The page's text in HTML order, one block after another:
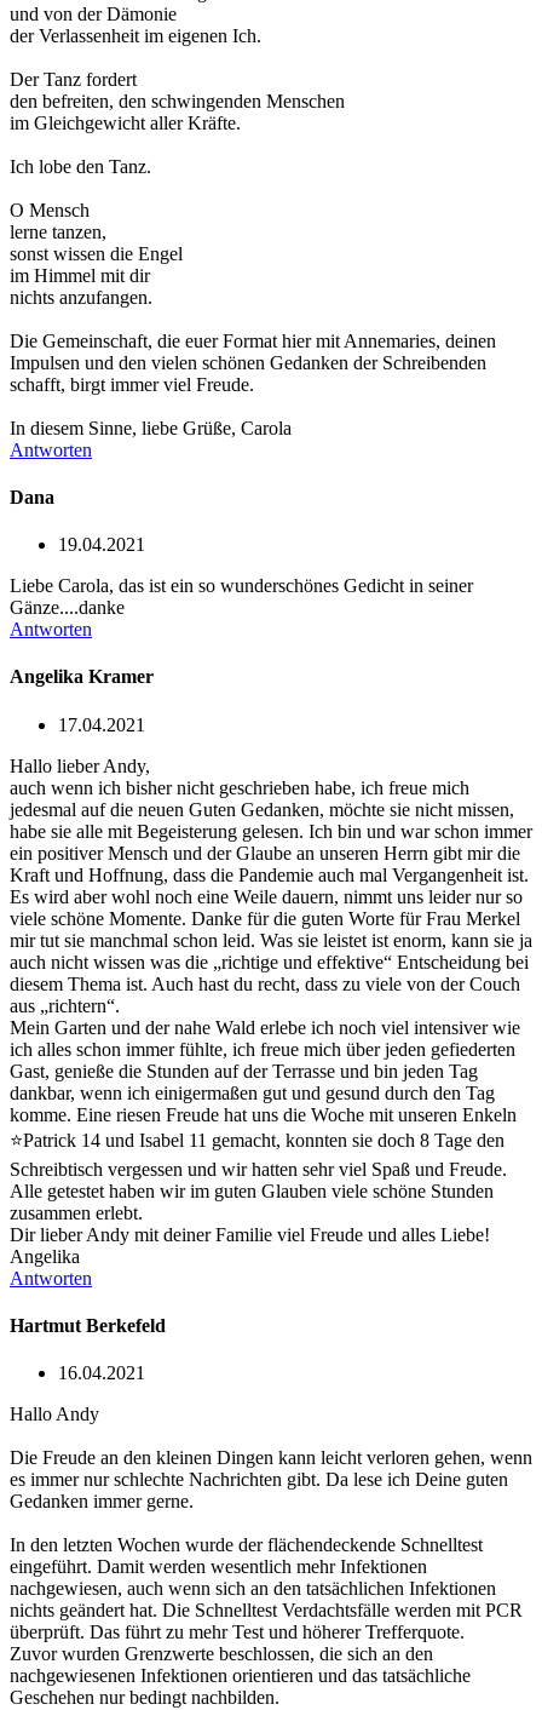
und von der Dämonie
der Verlassenheit im eigenen Ich.
Der Tanz fordert
den befreiten, den schwingenden Menschen
im Gleichgewicht aller Kräfte.
Ich lobe den Tanz.
O Mensch
lerne tanzen,
sonst wissen die Engel
im Himmel mit dir
nichts anzufangen.
Die Gemeinschaft, die euer Format hier mit Annemaries, deinen
Impulsen und den vielen schönen Gedanken der Schreibenden
schafft, birgt immer viel Freude.
In diesem Sinne, liebe Grüße, Carola
Antworten
Dana
19.04.2021
Liebe Carola, das ist ein so wunderschönes Gedicht in seiner
Gänze....danke
Antworten
Angelika Kramer
17.04.2021
Hallo lieber Andy,
auch wenn ich bisher nicht geschrieben habe, ich freue mich
jedesmal auf die neuen Guten Gedanken, möchte sie nicht missen,
habe sie alle mit Begeisterung gelesen. Ich bin und war schon immer
ein positiver Mensch und der Glaube an unseren Herrn gibt mir die
Kraft und Hoffnung, dass die Pandemie auch mal Vergangenheit ist.
Es wird aber wohl noch eine Weile dauern, nimmt uns leider nur so
viele schöne Momente. Danke für die guten Worte für Frau Merkel
mir tut sie manchmal schon leid. Was sie leistet ist enorm, kann sie ja
auch nicht wissen was die „richtige und effektive“ Entscheidung bei
diesem Thema ist. Auch hast du recht, dass zu viele von der Couch
aus „richtern“.
Mein Garten und der nahe Wald erlebe ich noch viel intensiver wie
ich alles schon immer fühlte, ich freue mich über jeden gefiederten
Gast, genieße die Stunden auf der Terrasse und bin jeden Tag
dankbar, wenn ich einigermaßen gut und gesund durch den Tag
komme. Eine riesen Freude hat uns die Woche mit unseren Enkeln
⭐️Patrick 14 und Isabel 11 gemacht, konnten sie doch 8 Tage den
Schreibtisch vergessen und wir hatten sehr viel Spaß und Freude.
Alle getestet haben wir im guten Glauben viele schöne Stunden
zusammen erlebt.
Dir lieber Andy mit deiner Familie viel Freude und alles Liebe!
Angelika
Antworten
Hartmut Berkefeld
16.04.2021
Hallo Andy
Die Freude an den kleinen Dingen kann leicht verloren gehen, wenn
es immer nur schlechte Nachrichten gibt. Da lese ich Deine guten
Gedanken immer gerne.
In den letzten Wochen wurde der flächendeckende Schnelltest
eingeführt. Damit werden wesentlich mehr Infektionen
nachgewiesen, auch wenn sich an den tatsächlichen Infektionen
nichts geändert hat. Die Schnelltest Verdachtsfälle werden mit PCR
überprüft. Das führt zu mehr Test und höherer Trefferquote.
Zuvor wurden Grenzwerte beschlossen, die sich an den
nachgewiesenen Infektionen orientieren und das tatsächliche
Geschehen nur bedingt nachbilden.